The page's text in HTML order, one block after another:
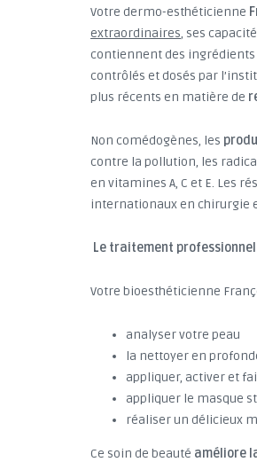
Votre dermo-esthéticienne
extraordinaires, ses
contiennent des ingrédients
contrôlés et dosés par
plus récents en matière de
Non comédogènes, les
contre la pollution, les
en vitamines A, C et E. Les
internationaux en chirurgie
Le traitement
Votre bioesthéticienne
analyser votre peau
la nettoyer en
appliquer, activer et
appliquer le masque
réaliser un délicieux
Ce soin de beauté améliore